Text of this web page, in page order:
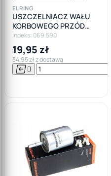
ELRING
USZCZELNIACZ WAŁU
KORBOWEGO PRZÓD
OPEL INSIGNIA ZAFIRA
ASTRA 1.9 2.0 CDTI
Indeks: 069.590
19,95 zł
34,95 zł z dostawą
 